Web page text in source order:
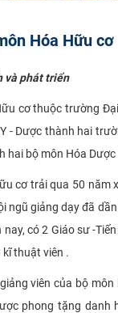
Hóa Hữu cơ
và phát triển
cơ thuộc trường
- Dược thành hai
hai bộ môn Hóa
cơ trải qua 50 năm
ngũ giảng dạy đã
nay, có 2 Giáo sư -
kĩ thuật viên .​
viên của bộ
phong tặng danh